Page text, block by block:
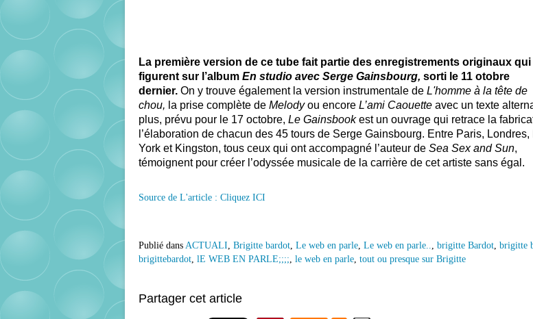
La première version de ce tube fait partie des enregistrements originaux qui
figurent sur l’album En studio avec Serge Gainsbourg, sorti le 11 otobre
dernier. On y trouve également la version instrumentale de L'homme à la tête de
chou, la prise complète de Melodyou encore L’ami Caouette avec un texte
plus, prévu pour le 17 octobre, Le Gainsbookest un ouvrage qui retrace la
l’élaboration de chacun des 45 tours de Serge Gainsbourg. Entre Paris, Londres,
York et Kingston, tous ceux qui ont accompagné l’auteur de Sea Sex and Sun,
témoignent pour créer l’odyssée musicale de la carrière de cet artiste sans égal.
Source de L'article : Cliquez ICI
Publié dans ACTUALI, Brigitte bardot, Le web en parle, Le web en parle.., brigitte Bardot, brigitte
brigittebardot, lE WEB EN PARLE;;;;, le web en parle, tout ou presque sur Brigitte
Partager cet article